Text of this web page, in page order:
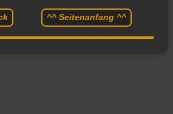
^^ Seitenanfang ^^